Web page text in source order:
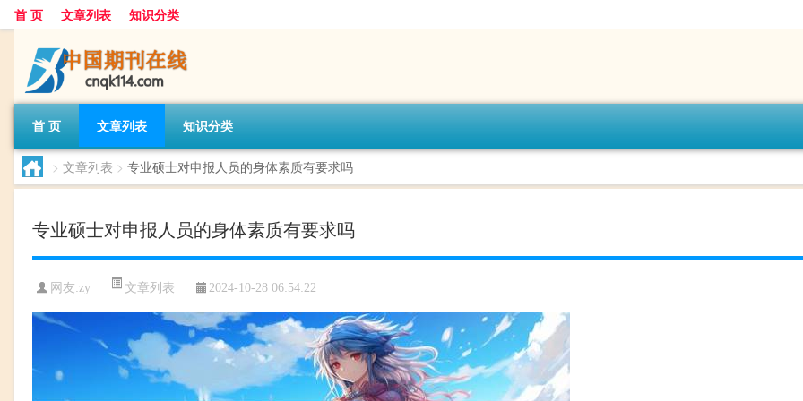
首 页 文章列表 知识分类
首 页 文章列表 知识分类
> 文章列表 > 专业硕士对申报人员的身体素质有要求吗
专业硕士对申报人员的身体素质有要求吗
网友:zy 文章列表 2024-10-28 06:54:22